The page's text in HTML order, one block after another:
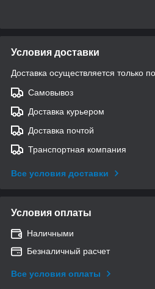
Условия доставки
Доставка осуществляется только
Самовывоз
Доставка курьером
Доставка почтой
Транспортная компания
Все условия доставки
Условия оплаты
Наличными
Безналичный расчет
Все условия оплаты